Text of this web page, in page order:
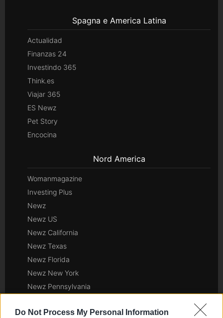
Do Not Process My Personal Information
Spagna e America Latina
Actualidad
Finanzas 24
Investindo 365
Think.es
Viajar 365
ES Newz
Pet Story
Encocina
Nord America
Womanmagazine
Investing Plus
Newz
Newz US
Newz California
Newz Texas
Newz Florida
Newz New York
Newz Pennsylvania
Newz Ohio